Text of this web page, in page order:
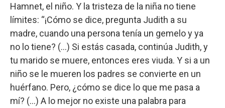
Hamnet, el niño. Y la tristeza de la niña no tiene
límites: “¡Cómo se dice, pregunta Judith a su
madre, cuando una persona tenía un gemelo y ya
no lo tiene? (...) Si estás casada, continúa Judith, y
tu marido se muere, entonces eres viuda. Y si a un
niño se le mueren los padres se convierte en un
huérfano. Pero, ¿cómo se dice lo que me pasa a
mí? (...) A lo mejor no existe una palabra para